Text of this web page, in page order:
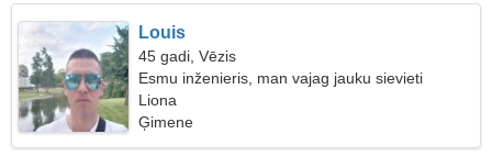
Louis
45 gadi, Vēzis
Esmu inženieris, man vajag jauku sievieti
Liona
Ģimene